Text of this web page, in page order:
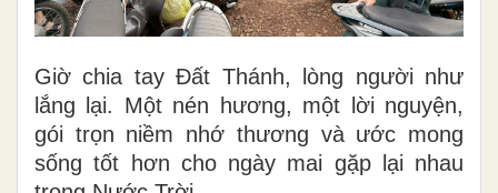
Giờ chia tay Đất Thánh, lòng người như
lắng lại. Một nén hương, một lời nguyện,
gói trọn niềm nhớ thương và ước mong
sống tốt hơn cho ngày mai gặp lại nhau